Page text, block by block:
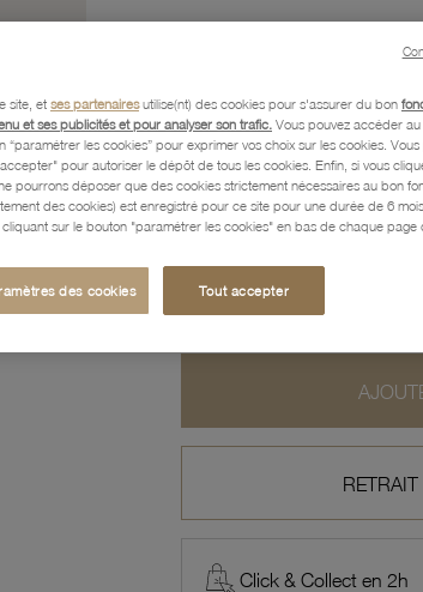
Paiement, Livraison, Retours
134,10 €
Profitez des paiements
Click & Collect en 2h
site, et ses partenairesutilise(nt) des cookies pour s'assurer du bon
et ses publicités et pour analyser son trafic. Vous pouvez accéder
“paramétrer les cookies” pour exprimer vos choix sur les cookies. Vous
pour autoriser le dépôt de tous les cookies. Enfin, si vous
pourrons déposer que des cookies strictement nécessaires au bon
des cookies) est enregistré pour ce site pour une durée de 6
sur le bouton "paramétrer les cookies" en bas de chaque page
des cookies Tout accepter